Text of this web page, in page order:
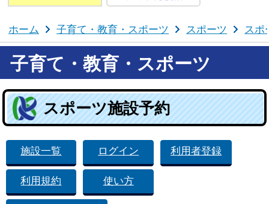
ホーム 子育て・教育・スポーツ スポーツ スポ
子育て・教育・スポーツ
スポーツ施設予約
施設一覧 ログイン 利用者登録
利用規約 使い方